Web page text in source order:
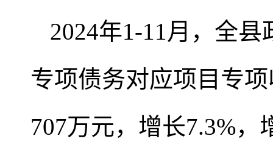
2024年1-11月，全
专项债务对应项目专
707万元，增长7.3%，